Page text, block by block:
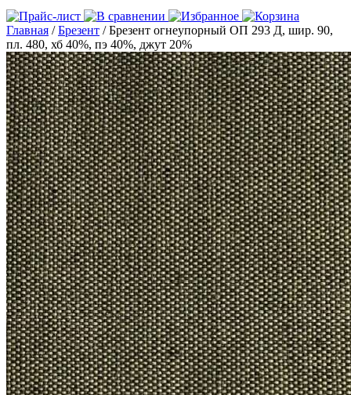
Главная /Брезент / Брезент огнеупорный ОП 293 Д, шир. 90,
пл. 480, хб 40%, пэ 40%, джут 20%